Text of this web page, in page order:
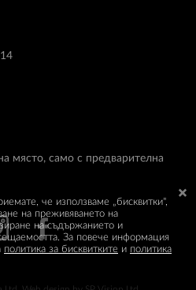
място, само с предварителна
че използваме „бисквитки",
на преживяването на
на съдържанието и
За повече информация
политика за бисквитките и политика